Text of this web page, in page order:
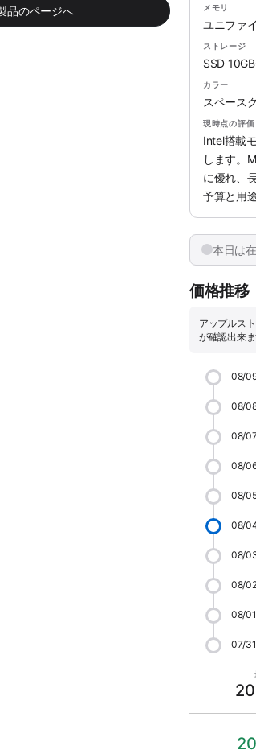
品のページへ メモリ
ユニファ
ストレージ
SSD
カラー
スペース
現時点の評価
Intel搭載
します。
に優れ、
予算と用
本日は
価格推移
アップルス
が確認出来ま
08/
08/
08/
08/
08/
08/
08/
08/
08/01
07/31